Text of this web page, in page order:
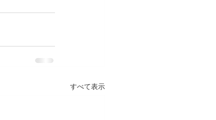
すべて表示